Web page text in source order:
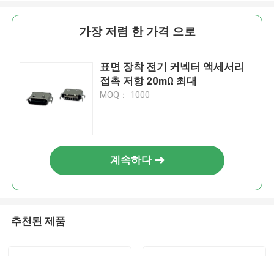
가장 저렴 한 가격 으로
표면 장착 전기 커넥터 액세서리
접촉 저항 20mΩ 최대
MOQ： 1000
계속하다
추천된 제품